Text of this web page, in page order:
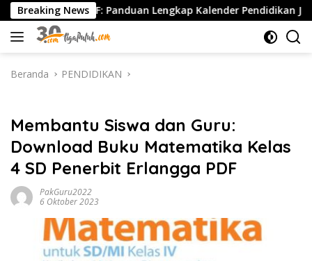
Langsung
ke
konten
Breaking News
2027 PDF: Panduan Lengkap Kalender Pendidikan Jawa
Beranda PENDIDIKAN
Membantu Siswa dan Guru:
Download Buku Matematika Kelas
4 SD Penerbit Erlangga PDF
PakGuru2022
6 Oktober 2023